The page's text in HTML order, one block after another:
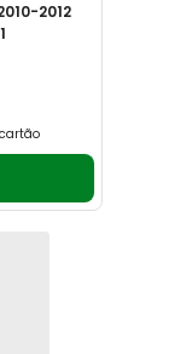
2012